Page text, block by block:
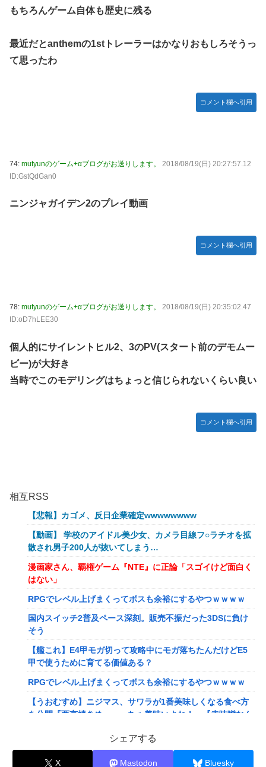
もちろんゲーム自体も歴史に残る
最近だとanthemの1stトレーラーはかなりおもしろそうっ
て思ったわ
コメント欄へ引用
74: mutyunのゲーム+αブログがお送りします。
2018/08/19(日) 20:27:57.12
ID:GstQdGan0
ニンジャガイデン2のプレイ動画
コメント欄へ引用
78: mutyunのゲーム+αブログがお送りします。
2018/08/19(日) 20:35:02.47
ID:oD7hLEE30
個人的にサイレントヒル2、3のPV(スタート前のデモムー
ビー)が大好き
当時でこのモデリングはちょっと信じられないくらい良い
コメント欄へ引用
相互RSS
【悲報】カゴメ、反日企業確定wwwwwwww
【動画】 学校のアイドル美少女、カメラ目線フ○ラチオを拡
散され男子200人が抜いてしまう…
漫画家さん、覇権ゲーム『NTE』に正論「スゴイけど面白く
はない」
RPGでレベル上げまくってボスも余裕にするやつｗｗｗｗ
国内スイッチ2普及ペース深刻。販売不振だった3DSに負け
そう
【艦これ】E4甲モガ切って攻略中にモガ落ちたんだけどE5
甲で使うために育てる価値ある？
RPGでレベル上げまくってボスも余裕にするやつｗｗｗｗ
【うおむすめ】ニジマス、サワラが1番美味しくなる食べ方
を公開『西京焼きめっっっちゃ美味いよね！』『赤味噌なん
【ななし】ねるちゃん「おじさんたち～！もりもり食べて元
気だすのよ～」
シェアする
X Mastodon Bluesky